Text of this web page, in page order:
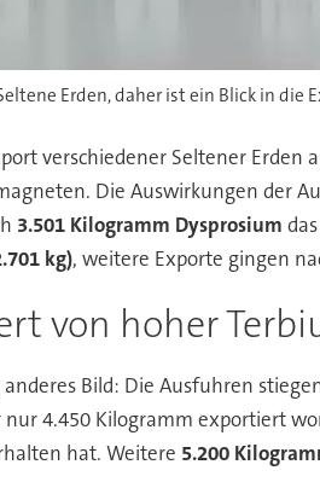
Erden, daher ist ein Blick in
verschiedener Seltener
Die Auswirkungen der
3.501 Kilogramm Dysprosium
kg), weitere Exporte gingen
von hoher
Bild: Die Ausfuhren
4.450 Kilogramm exportiert
hat. Weitere 5.200